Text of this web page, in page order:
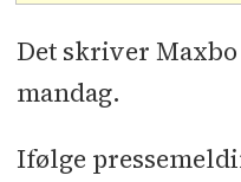
Det skriver
mandag.
Ifølge